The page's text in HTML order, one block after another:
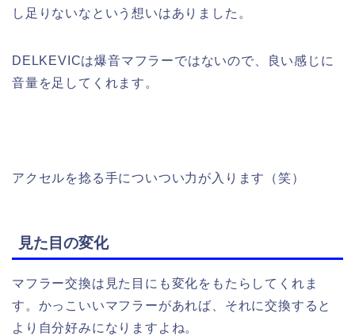
し足りないなという想いはありました。
DELKEVICは爆音マフラーではないので、良い感じに
音量を足してくれます。
アクセルを捻る手についつい力が入ります（笑）
見た目の変化
マフラー交換は見た目にも変化をもたらしてくれま
す。かっこいいマフラーがあれば、それに交換すると
より自分好みになりますよね。